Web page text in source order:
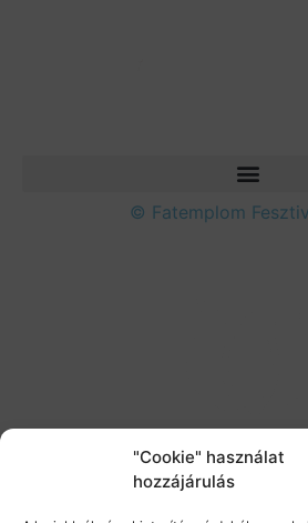
"Cookie" használat
hozzájárulás
© Fatemplom